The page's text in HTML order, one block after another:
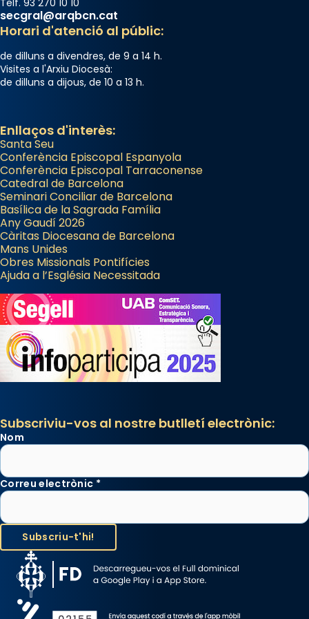
secgral@arqbcn.cat
Horari d'atenció al públic:
de dilluns a divendres, de 9 a 14 h.
Visites a l'Arxiu Diocesà:
de dilluns a dijous, de 10 a 13 h.
Enllaços d'interès:
Santa Seu
Conferència Episcopal Espanyola
Conferència Episcopal Tarraconense
Catedral de Barcelona
Seminari Conciliar de Barcelona
Basílica de la Sagrada Família
Any Gaudí 2026
Càritas Diocesana de Barcelona
Mans Unides
Obres Missionals Pontifícies
Ajuda a l’Església Necessitada
Subscriviu-vos al nostre butlletí electrònic:
Nom
Correu electrònic *